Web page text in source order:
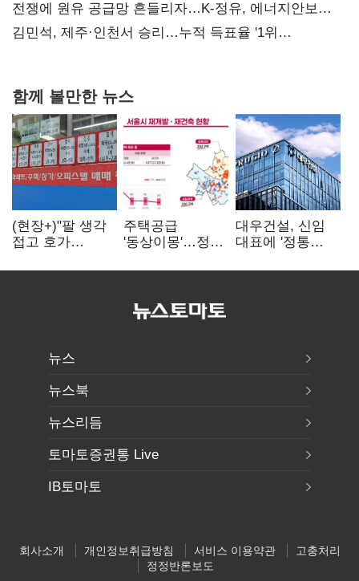
때리기
전쟁에 원유 공급망 흔들리자…K-정유, 에너지안보
핵심으로 재부상
김민석, 제주·인천서 승리…누적 득표율 '1위
함께 볼만한 뉴스
(현장+)"팔 생각
접고 호가
똘똘한 한 채'
주택공급
'동상이몽'…정부
없으면 '공수표'
대우건설, 신임
대표에 '정통
부사장 내정
뉴스
뉴스북
뉴스리듬
토마토증권통 Live
IB토마토
회사소개 개인정보취급방침 서비스 이용약관
고충처리
정정반론보도